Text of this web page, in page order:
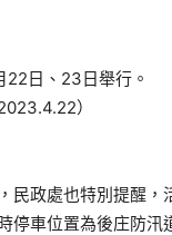
日、23日舉行。
）
民政處也特別提醒
停車位置為後庄防